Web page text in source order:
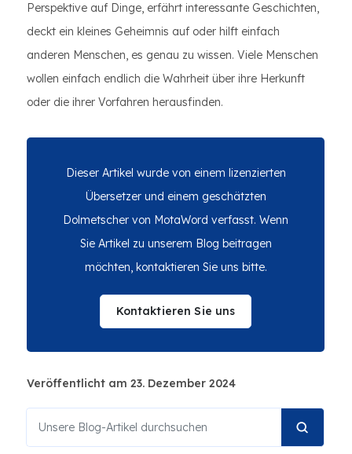
Perspektive auf Dinge, erfährt interessante Geschichten,
deckt ein kleines Geheimnis auf oder hilft einfach
anderen Menschen, es genau zu wissen. Viele Menschen
wollen einfach endlich die Wahrheit über ihre Herkunft
oder die ihrer Vorfahren herausfinden.
Dieser Artikel wurde von einem lizenzierten
Übersetzer und einem geschätzten
Dolmetscher von MotaWord verfasst. Wenn
Sie Artikel zu unserem Blog beitragen
möchten, kontaktieren Sie uns bitte.
Kontaktieren Sie uns
Veröffentlicht am 23. Dezember 2024